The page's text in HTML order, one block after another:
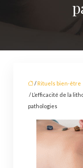
/ Rituels bien-être
/ L’efficacité de la
pathologies